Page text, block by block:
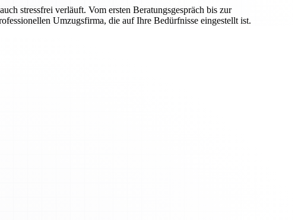
stressfrei verläuft. Vom ersten Beratungsgespräch bis zur
Umzugsfirma, die auf Ihre Bedürfnisse eingestellt ist.